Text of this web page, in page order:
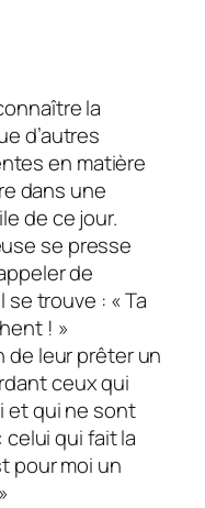
la
d’autres
en matière
dans une
de ce jour.
se presse
de
se trouve : « Ta
! »
leur prêter un
ceux qui
et qui ne sont
celui qui fait la
pour moi un